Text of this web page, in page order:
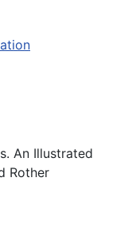
An Illustrated
Rother